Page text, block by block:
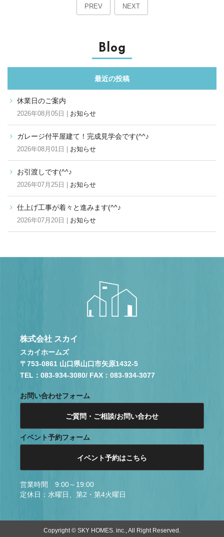
PREV NEXT
Blog
最近の投稿
休業日のご案内
2026年08月05日 | お知らせ
ガレージ付平屋建て！完成見学会です(^^♪
2026年08月01日 | お知らせ
お引渡しです(^^♪
2026年07月25日 | お知らせ
仕上げ工事が着々と進みます(^^♪
2026年07月20日 | お知らせ
株式会社 スカイ
スカイホームズ
〒753-0861 山口県山口市矢原1432-5
TEL：083-934-3080/ FAX：083-934-3077
お問い合わせフォーム
ご質問・ご相談/お問い合わせ
イベント予約フォーム
イベント予約はこちら
営業時間 9:00～19:00
定休日：水曜日、第2・第4火曜日
Copyright © SKY HOMES. inc., All Right Reserved.